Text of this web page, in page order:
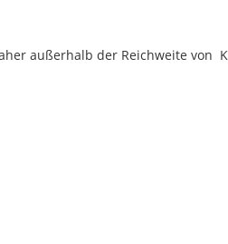
außerhalb der Reichweite von